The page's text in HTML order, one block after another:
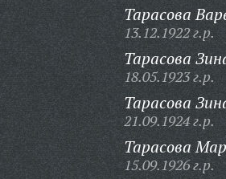
Тарасова
13.12.1922 г.р.
Тарасова
18.05.1923 г.р.
Тарасова
21.09.1924 г.р.
Тарасова
15.09.1926 г.р.